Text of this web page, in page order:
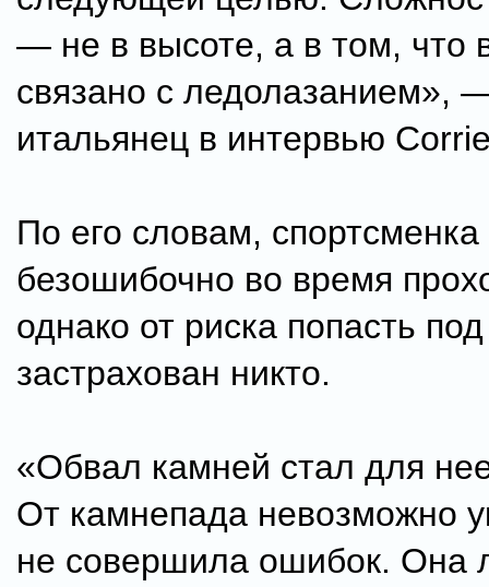
— не в высоте, а в том, что
связано с ледолазанием»,
итальянец в интервью
По его словам, спортсменка
безошибочно во время
однако от риска попасть
застрахован никто.
«Обвал камней стал для
От камнепада невозможно
не совершила ошибок. Она